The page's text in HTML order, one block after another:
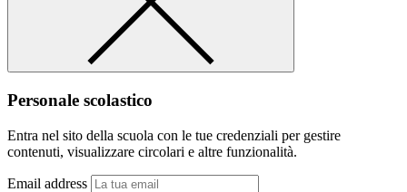
Personale scolastico
Entra nel sito della scuola con le tue credenziali per gestire
contenuti, visualizzare circolari e altre funzionalità.
Email address